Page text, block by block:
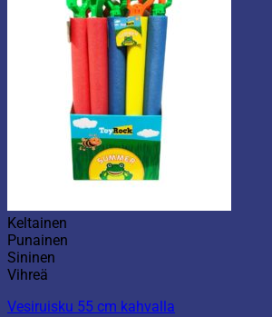
Keltainen
Punainen
Sininen
Vihreä
Vesiruisku 55 cm kahvalla